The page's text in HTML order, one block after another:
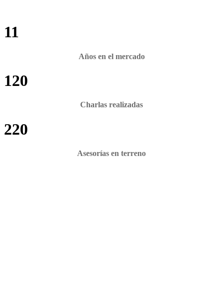
11
Años en el mercado
120
Charlas realizadas
220
Asesorías en terreno